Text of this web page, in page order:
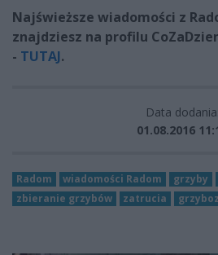
Najświeższe wiadomości z
znajdziesz na profilu
- TUTAJ.
Data dodania:
01.08.2016
Radom wiadomości Radom grzyby
zbieranie grzybów
zatrucia